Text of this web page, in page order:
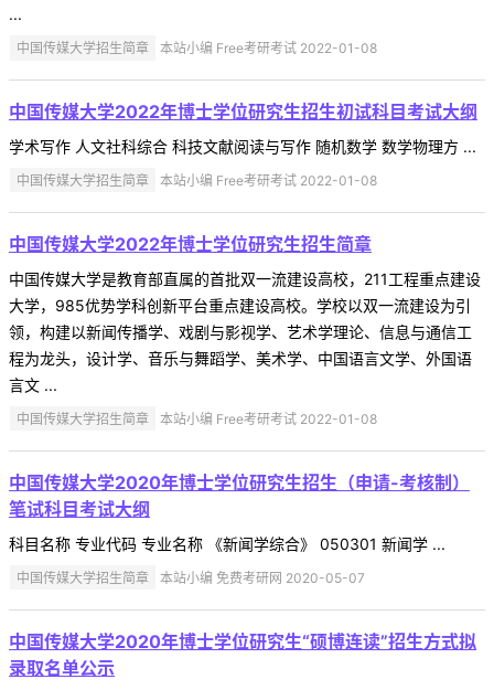
...
中国传媒大学招生简章 本站小编 Free考研考试 2022-01-08
中国传媒大学2022年博士学位研究生招生初试科目考试大纲
学术写作 人文社科综合 科技文献阅读与写作 随机数学 数学物理方 ...
中国传媒大学招生简章 本站小编 Free考研考试 2022-01-08
中国传媒大学2022年博士学位研究生招生简章
中国传媒大学是教育部直属的首批双一流建设高校，211工程重点建设
大学，985优势学科创新平台重点建设高校。学校以双一流建设为引
领，构建以新闻传播学、戏剧与影视学、艺术学理论、信息与通信工
程为龙头，设计学、音乐与舞蹈学、美术学、中国语言文学、外国语
言文 ...
中国传媒大学招生简章 本站小编 Free考研考试 2022-01-08
中国传媒大学2020年博士学位研究生招生（申请-考核制）
笔试科目考试大纲
科目名称 专业代码 专业名称 《新闻学综合》 050301 新闻学 ...
中国传媒大学招生简章 本站小编 免费考研网 2020-05-07
中国传媒大学2020年博士学位研究生“硕博连读”招生方式拟
录取名单公示